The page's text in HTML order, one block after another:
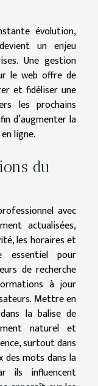
évolution,
un enjeu
Une gestion
le web offre de
et fidéliser une
les prochains
d’augmenter la
ligne.
du
avec
actualisées,
les horaires et
essentiel pour
de recherche
à jour
Mettre en
la balise de
naturel et
surtout dans
des mots dans la
ils influencent